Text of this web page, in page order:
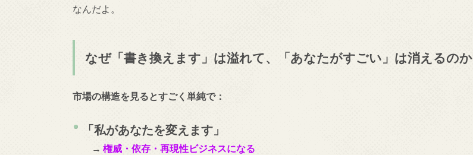
なんだよ。
なぜ「書き換えます」は溢れて、「あなたがすごい」は消えるのか
市場の構造を見るとすごく単純で：
「私があなたを変えます」
→ 権威・依存・再現性ビジネスになる